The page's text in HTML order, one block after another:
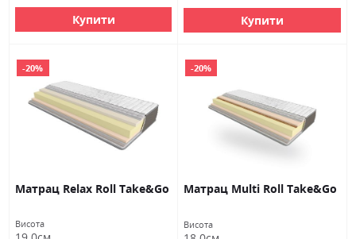
Купити Купити
-20%
Матрац Relax Roll Take&Go
Висота
-20%
Матрац Multi Roll Take&Go
Висота